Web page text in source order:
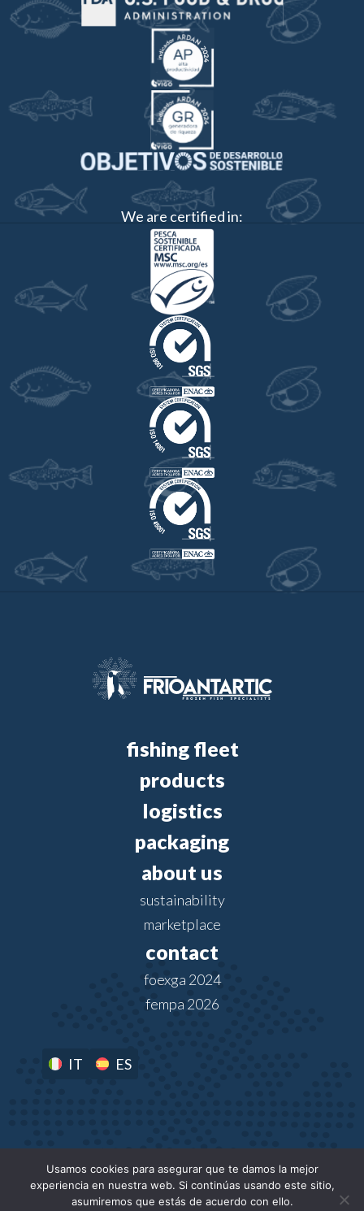
We are certified in:
fishing fleet
products
logistics
packaging
about us
sustainability
marketplace
contact
foexga 2024
fempa 2026
IT ES
Usamos cookies para asegurar que te damos la mejor
experiencia en nuestra web. Si continúas usando este sitio,
asumiremos que estás de acuerdo con ello.